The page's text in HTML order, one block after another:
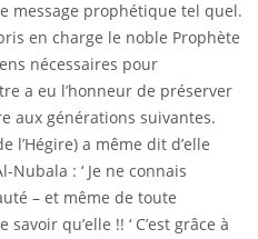
message prophétique tel quel.
en charge le noble Prophète
nécessaires pour
a eu l’honneur de préserver
aux générations suivantes.
l’Hégire) a même dit d’elle
Nubala : ‘ Je ne connais
– et même de toute
qu’elle !! ‘ C’est grâce à